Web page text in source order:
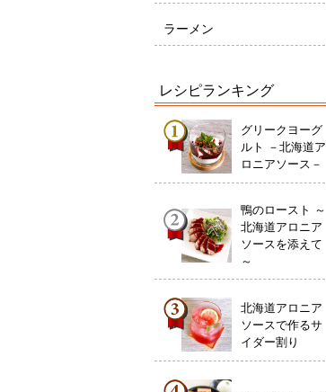
ラーメン
レシピランキング
グリークヨーグ
ルト －北海道ア
ロニアソース－
鴨のロースト ～
北海道アロニア
ソースを添えて
～
北海道アロニア
ソースで作るサ
イダー割り